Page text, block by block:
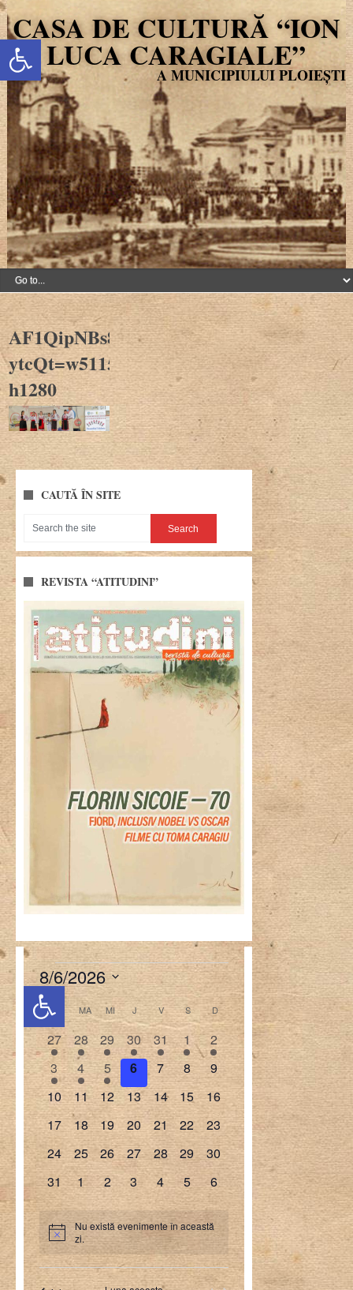
Deschide bara de unelte
CASA DE CULTURĂ “ION
LUCA CARAGIALE”
ytcQt=w5115-
h1280
CAUTĂ ÎN SITE
REVISTA “ATITUDINI”